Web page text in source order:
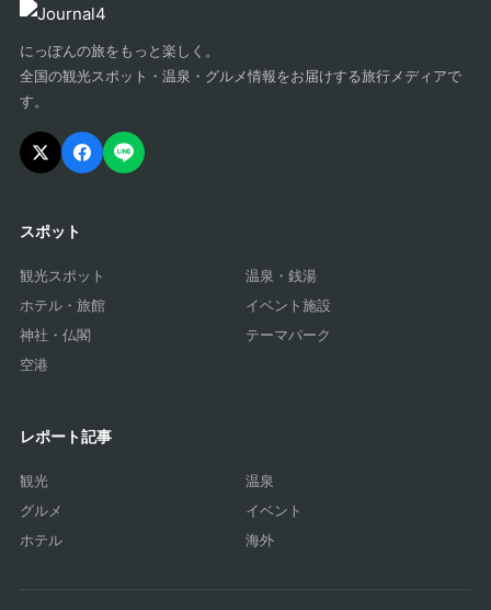
にっぽんの旅をもっと楽しく。
全国の観光スポット・温泉・グルメ情報をお届けする旅行メディアで
す。
スポット
観光スポット
温泉・銭湯
ホテル・旅館
イベント施設
神社・仏閣
テーマパーク
空港
レポート記事
観光
温泉
グルメ
イベント
ホテル
海外